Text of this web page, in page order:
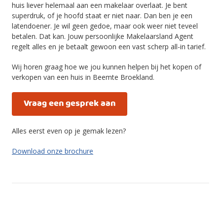
huis liever helemaal aan een makelaar overlaat. Je bent
superdruk, of je hoofd staat er niet naar. Dan ben je een
latendoener. Je wil geen gedoe, maar ook weer niet teveel
betalen. Dat kan. Jouw persoonlijke Makelaarsland Agent
regelt alles en je betaalt gewoon een vast scherp all-in tarief.
Wij horen graag hoe we jou kunnen helpen bij het kopen of
verkopen van een huis in Beemte Broekland.
Vraag een gesprek aan
Alles eerst even op je gemak lezen?
Download onze brochure